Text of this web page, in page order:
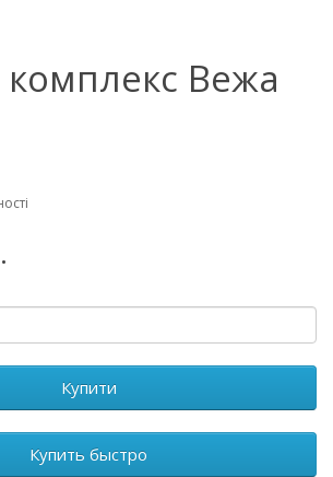
комплекс Вежа
Купити
Купить быстро